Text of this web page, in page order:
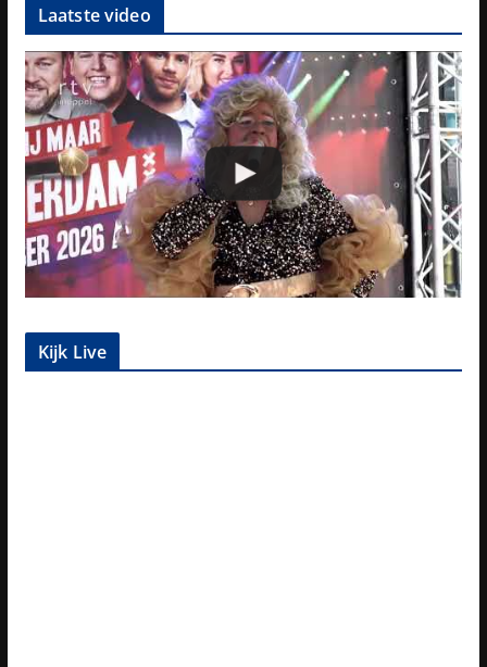
Laatste video
Kijk Live